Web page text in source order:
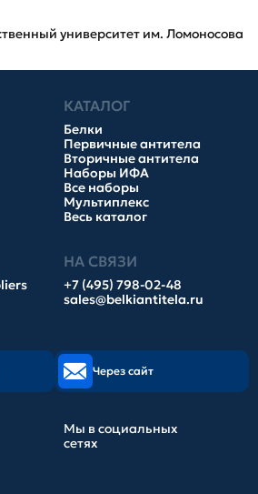
университет им. Ломоносова
КАТАЛОГ
Белки
Первичные антитела
Вторичные антитела
Наборы ИФА
Все наборы
Мультиплекс
Весь каталог
НА СВЯЗИ
+7 (495) 798-02-48
sales@belkiantitela.ru
Через сайт
Мы в социальных
сетях